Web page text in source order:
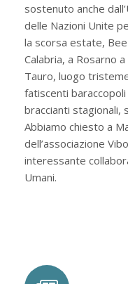
sostenuto anche
delle Nazioni Unite
la scorsa estate, Bee
Calabria, a Rosarno
Tauro, luogo
fatiscenti
braccianti stagionali,
Abbiamo chiesto a
dell’associazione
interessante
Umani.